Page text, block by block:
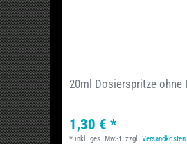
20ml Dosierspritze ohne
1,30 € *
*inkl. ges. MwSt. zzgl.Versandkosten